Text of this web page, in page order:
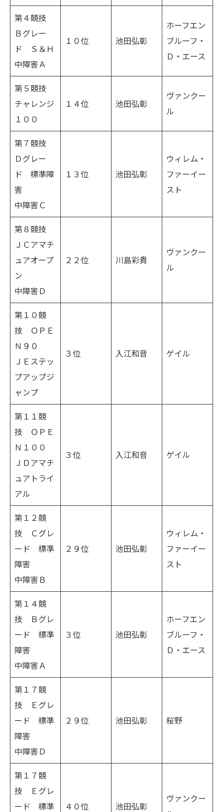
第４競技
Ｂグレー
ド Ｓ＆Ｈ
中障害Ａ
１０位 池田弘彰
ホーフエン
ブルーフ・
Ｄ・エース
第５競技
チャレンジ
１００
１４位 池田弘彰
ヴァンクー
ル
第７競技
Ｄグレー
ド 標準障
害
中障害Ｃ
１３位 池田弘彰
ウィレム・
ファーイー
スト
第８競技
ＪＣアマチ
ュアオープ
ン
中障害Ｄ
２２位 川島彩貴
ヴァンクー
ル
第１０競
技 ＯＰＥ
Ｎ９０
ＪＥステッ
プアップジ
ャンプ
３位 入江和音 ゲイル
第１１競
技 ＯＰＥ
Ｎ１００
ＪＤアマチ
ュアトライ
アル
３位 入江和音 ゲイル
第１２競
技 Ｃグレ
ード 標準
障害
中障害Ｂ
２９位 池田弘彰
ウィレム・
ファーイー
スト
第１４競
技 Ｂグレ
ード 標準
障害
中障害Ａ
３位 池田弘彰
ホーフエン
ブルーフ・
Ｄ・エース
第１７競
技 Ｅグレ
ード 標準
障害
中障害Ｄ
２９位 池田弘彰 桜野
第１７競
技 Ｅグレ
ード 標準
４０位 池田弘彰
ヴァンクー